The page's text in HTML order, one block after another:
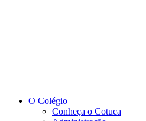
O Colégio
Conheça o Cotuca